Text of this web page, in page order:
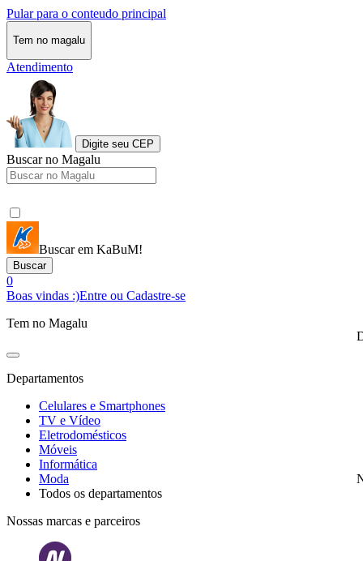
Pular para o conteudo principal
Tem no magalu
Atendimento
Digite seu CEP
Buscar no Magalu
Buscar em KaBuM!
Buscar
0
Boas vindas :)Entre ou Cadastre-se
Tem no Magalu
Departamentos
Celulares e Smartphones
TV e Vídeo
Eletrodomésticos
Móveis
Informática
Moda
Todos os departamentos
Nossas marcas e parceiros